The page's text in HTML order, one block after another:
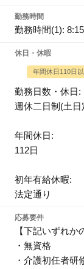
勤務時間
勤務時間(1):
休日・休暇
年間休日110日
勤務日数・休日:
週休二日制(土日
年間休日:
112日
初年有給休暇:
法定通り
応募要件
【下記いずれか
・無資格
・介護初任者研